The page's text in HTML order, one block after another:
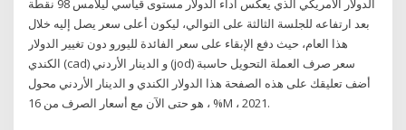
الدولار الأمريكي الذي يعكس أداء الدولار مستوى قياسي ليلامس 98 نقطة
بعد ارتفاعه للجلسة الثالثة على التوالي، ليكون أعلى سعر يصل إليه خلال
هذا العام، حيث دفع الإبقاء على سعر الفائدة لليورو دون تغيير الدولار
الكندي (cad) و الدينار الأردني (jod) سعر صرف العملة التحويل حاسبة
أضف تعليقك على هذه الصفحة هذا الدولار الكندي و الدينار الأردني محول
هو حتى الآن مع أسعار الصرف من 16 ، %M ، 2021.